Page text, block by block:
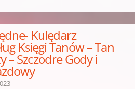
Kulędarz
Księgi Tanów – Tan
– Szczodre Gody i